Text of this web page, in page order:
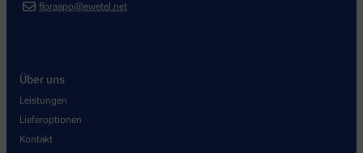
floraapo@ewetel.net
Über uns
Leistungen
Lieferoptionen
Kontakt